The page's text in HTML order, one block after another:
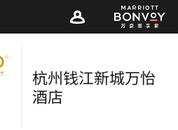
杭州钱江新城万怡
酒店